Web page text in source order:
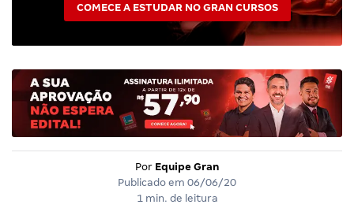
COMECE A ESTUDAR NO GRAN CURSOS
Por Equipe Gran
Publicado em 06/06/20
1 min. de leitura